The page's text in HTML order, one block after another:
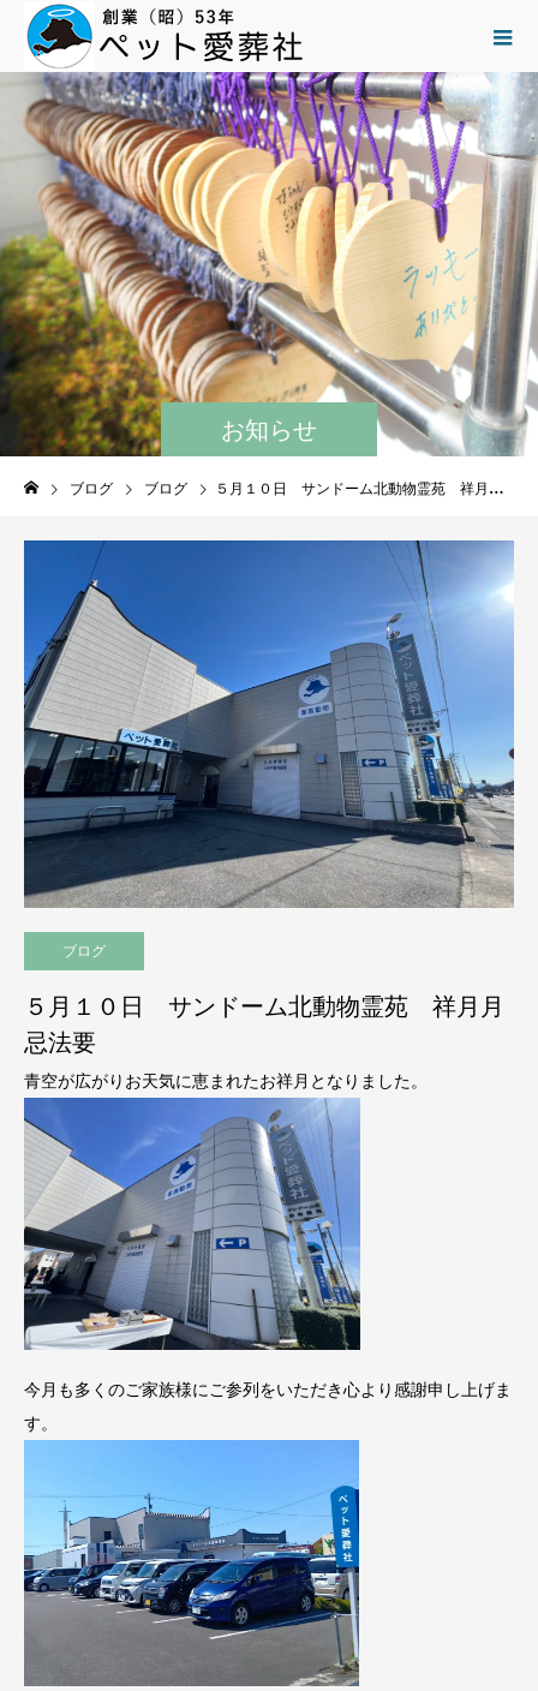
お知らせ
ブログ ブログ ５月１０日 サンドーム北動物霊苑 祥月月忌法要
ブログ
５月１０日 サンドーム北動物霊苑 祥月月
忌法要
青空が広がりお天気に恵まれたお祥月となりました。
今月も多くのご家族様にご参列をいただき心より感謝申し上げま
す。